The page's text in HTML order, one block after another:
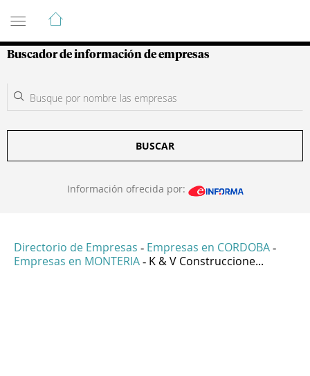
Guía de Empresas Colombianas
Buscador de información de empresas
BUSCAR
Información ofrecida por:
Directorio de Empresas - Empresas en CORDOBA -
Empresas en MONTERIA - K & V Construccione...